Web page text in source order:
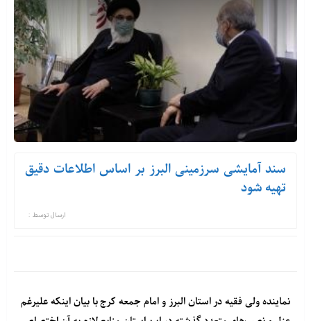
سند آمایشی سرزمینی البرز بر اساس اطلاعات دقیق
تهیه شود
ارسال توسط :
نماینده ولی فقیه در استان البرز و امام جمعه کرج با بیان اینکه علیرغم